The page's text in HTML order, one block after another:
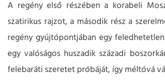
A regény első részében a korabeli
szatirikus rajzot, a második rész a
regény gyújtópontjában egy
egy valóságos huszadik századi
felebaráti szeretet próbáját, így méltóvá